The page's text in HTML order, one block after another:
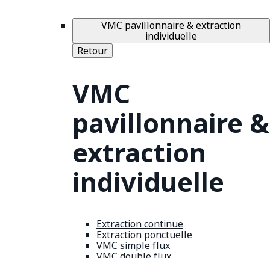
VMC pavillonnaire & extraction
individuelle
Retour
VMC
pavillonnaire &
extraction
individuelle
Extraction continue
Extraction ponctuelle
VMC simple flux